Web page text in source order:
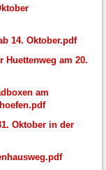
14. Oktober.pdf
Huettenweg am 20.
am
Oktober in der